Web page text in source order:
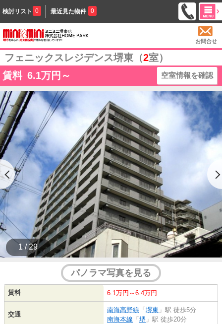
検討リスト 0 最近見た物件 0
お問合せ
フェニックスレジデンス堺東（2室）
賃料 6.1万円～ 空室情報を確認
1 / 29
パノラマ写真を見る
賃料 6.1万円～6.4万円
交通
南海高野線 「 堺東 」駅 徒歩5分
南海本線 「 堺 」駅 徒歩20分